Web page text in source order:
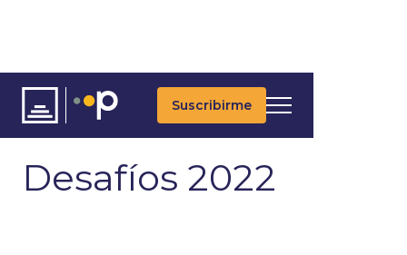
Suscribirme
ARTÍCULOS
Desafíos 2022